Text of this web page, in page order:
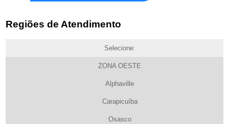
Regiões de Atendimento
Selecione:
ZONA OESTE
Alphaville
Carapicuíba
Osasco